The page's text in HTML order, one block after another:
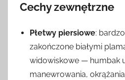
Cechy zewnętrzne
Płetwy piersiowe:
zakończone białymi
widowiskowe — humbak
manewrowania,